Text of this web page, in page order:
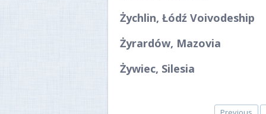
Żychlin, Łódź Voivodeship
Żyrardów, Mazovia
Żywiec, Silesia